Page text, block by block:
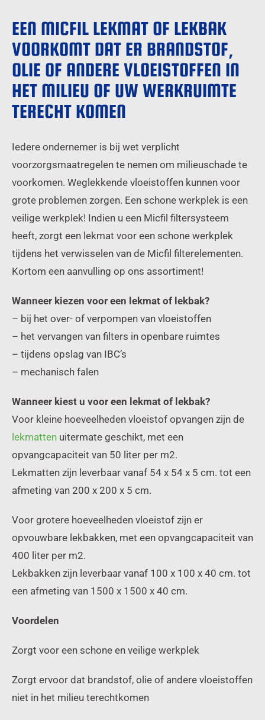
EEN MICFIL LEKMAT OF LEKBAK
VOORKOMT DAT ER BRANDSTOF,
OLIE OF ANDERE VLOEISTOFFEN IN
HET MILIEU OF UW WERKRUIMTE
TERECHT KOMEN
Iedere ondernemer is bij wet verplicht
voorzorgsmaatregelen te nemen om milieuschade te
voorkomen. Weglekkende vloeistoffen kunnen voor
grote problemen zorgen. Een schone werkplek is een
veilige werkplek! Indien u een Micfil filtersysteem
heeft, zorgt een lekmat voor een schone werkplek
tijdens het verwisselen van de Micfil filterelementen.
Kortom een aanvulling op ons assortiment!
Wanneer kiezen voor een lekmat of lekbak?
– bij het over- of verpompen van vloeistoffen
– het vervangen van filters in openbare ruimtes
– tijdens opslag van IBC’s
– mechanisch falen
Wanneer kiest u voor een lekmat of lekbak?
Voor kleine hoeveelheden vloeistof opvangen zijn de
lekmatten uitermate geschikt, met een
opvangcapaciteit van 50 liter per m2.
Lekmatten zijn leverbaar vanaf 54 x 54 x 5 cm. tot een
afmeting van 200 x 200 x 5 cm.
Voor grotere hoeveelheden vloeistof zijn er
opvouwbare lekbakken, met een opvangcapaciteit van
400 liter per m2.
Lekbakken zijn leverbaar vanaf 100 x 100 x 40 cm. tot
een afmeting van 1500 x 1500 x 40 cm.
Voordelen
Zorgt voor een schone en veilige werkplek
Zorgt ervoor dat brandstof, olie of andere vloeistoffen
niet in het milieu terechtkomen